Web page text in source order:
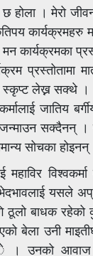
होला । मेरो
कार्यक्रमहरु
प्रस्तोतामा
लेख्न सक्थे ।
जातिय
सक्दैनन् ।
सोचका होइनन्
यसले
बाधक रहेको
बेला उनी
। उनको आवाज